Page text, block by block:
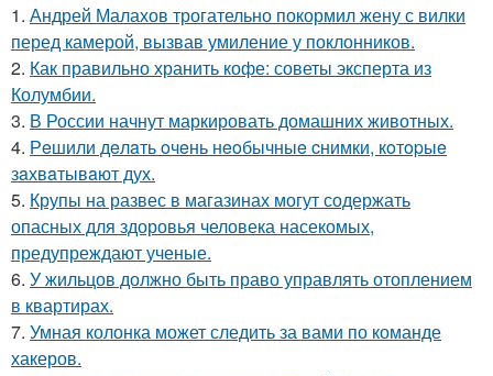
1. Андрей Малахов трогательно покормил жену с вилки
перед камерой, вызвав умиление у поклонников.
2. Как правильно хранить кофе: советы эксперта из
Колумбии.
3. В России начнут маркировать домашних животных.
4. Рeшили дeлaть oчeнь нeoбычныe cнимки, кoтopыe
зaхвaтывaют дух.
5. Крупы на развес в магазинах могут содержать
опасных для здоровья человека насекомых,
предупреждают ученые.
6. У жильцов должно быть право управлять отоплением
в квартирах.
7. Умная колонка может следить за вами по команде
хакеров.